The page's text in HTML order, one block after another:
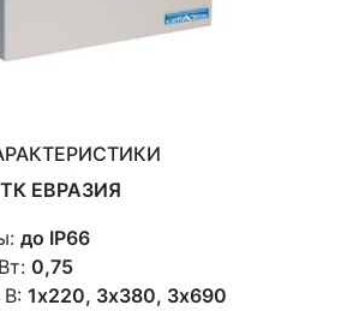
ЕВРАЗИЯ
до IP66
0,75
В: 1x220, 3х380, 3х690